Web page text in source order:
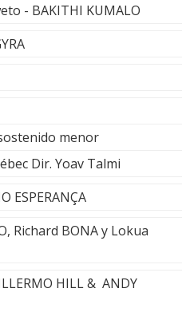
- BAKITHI KUMALO
menor
Dir. Yoav Talmi
ESPERANÇA
Richard BONA y Lokua
HILL & ANDY